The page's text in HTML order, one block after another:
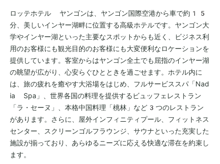
ロッテホテル ヤンゴンは、ヤンゴン国際空港から車で約15
分、美しいインヤー湖畔に位置する高級ホテルです。ヤンゴン大
学やインヤー湖といった主要なスポットからも近く、ビジネス利
用のお客様にも観光目的のお客様にも大変便利なロケーションを
提供しています。客室からはヤンゴン全土でも屈指のインヤー湖
の眺望が広がり、心安らぐひとときを過ごせます。ホテル内に
は、旅の疲れを癒やす大浴場をはじめ、フルサービススパ「Nad
ia Spa」、世界各国の料理を提供するビュッフェレストラン
「ラ・セーヌ」、本格中国料理「桃林」など3つのレストラン
があります。さらに、屋外インフィニティプール、フィットネス
センター、スクリーンゴルフラウンジ、サウナといった充実した
施設が揃っており、あらゆるニーズに応える快適な滞在を約束し
ます。